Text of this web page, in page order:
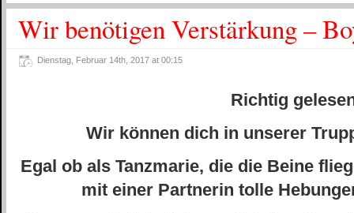
Wir benötigen Verstärkung –
Dienstag, Februar 14th, 2017 at 00:15
Richtig
Wir können dich in unserer
Egal ob als Tanzmarie, die die Beine
mit einer Partnerin tolle